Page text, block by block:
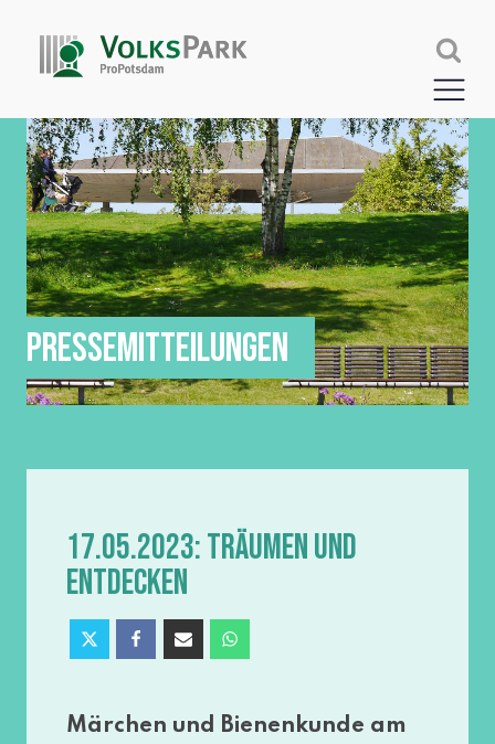
PRESSEMITTEILUNGEN
17.05.2023: TRÄUMEN UND
ENTDECKEN
Märchen und Bienenkunde am